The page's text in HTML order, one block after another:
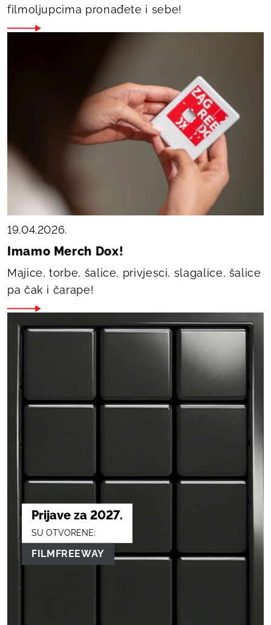
filmoljupcima pronađete i sebe!
19.04.2026.
Imamo Merch Dox!
Majice, torbe, šalice, privjesci, slagalice, šalice
pa čak i čarape!
Prijave za 2027.
SU OTVORENE:
FILMFREEWAY